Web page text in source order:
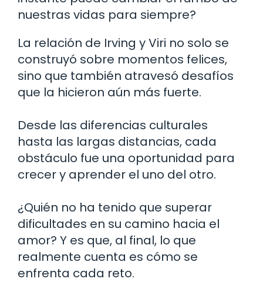
nuestras vidas para siempre?
La relación de Irving y Viri no solo se
construyó sobre momentos felices,
sino que también atravesó desafíos
que la hicieron aún más fuerte.
Desde las diferencias culturales
hasta las largas distancias, cada
obstáculo fue una oportunidad para
crecer y aprender el uno del otro.
¿Quién no ha tenido que superar
dificultades en su camino hacia el
amor? Y es que, al final, lo que
realmente cuenta es cómo se
enfrenta cada reto.